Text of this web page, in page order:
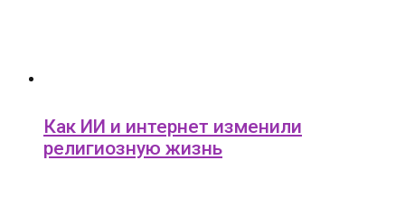
Как ИИ и интернет изменили
религиозную жизнь